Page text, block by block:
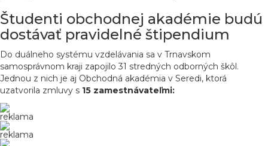
Študenti obchodnej akadémie budú
dostávať pravidelné štipendium
Do duálneho systému vzdelávania sa v Trnavskom
samosprávnom kraji zapojilo 31 stredných odborných škôl.
Jednou z nich je aj Obchodná akadémia v Seredi, ktorá
uzatvorila zmluvy s 15 zamestnávateľmi:
reklama
reklama